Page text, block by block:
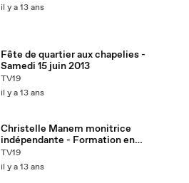
il y a 13 ans
Fête de quartier aux chapelies -
Samedi 15 juin 2013
TV19
il y a 13 ans
Christelle Manem monitrice
indépendante - Formation en
équitation
TV19
il y a 13 ans